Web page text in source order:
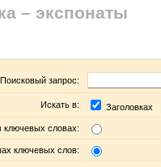
– экспонаты
Поисковый запрос:
Искать в: Заголовках
ключевых словах:
ключевых слов: